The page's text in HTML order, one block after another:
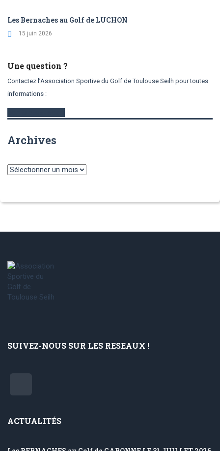
Les Bernaches au Golf de LUCHON
15 juin 2026
Une question ?
Contactez l’Association Sportive du Golf de Toulouse Seilh pour toutes
informations :
Archives
Archives
SUIVEZ-NOUS SUR LES RESEAUX !
ACTUALITÉS